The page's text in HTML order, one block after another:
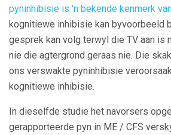
pyninhibisie is 'n bekende kenmerk
kognitiewe inhibisie kan byvoorbeeld
gesprek kan volg terwyl die TV aan is
nie die agtergrond geraas nie. Die
ons verswakte pyninhibisie
kognitiewe inhibisie.
In dieselfde studie het navorsers
gerapporteerde pyn in ME / CFS